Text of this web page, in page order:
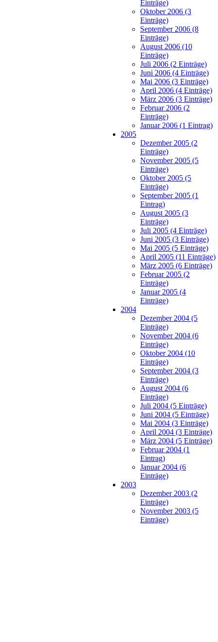
Einträge)
Oktober 2006 (3
Einträge)
September 2006 (8
Einträge)
August 2006 (10
Einträge)
Juli 2006 (2 Einträge)
Juni 2006 (4 Einträge)
Mai 2006 (3 Einträge)
April 2006 (4 Einträge)
März 2006 (3 Einträge)
Februar 2006 (2
Einträge)
Januar 2006 (1 Eintrag)
2005
Dezember 2005 (2
Einträge)
November 2005 (5
Einträge)
Oktober 2005 (5
Einträge)
September 2005 (1
Eintrag)
August 2005 (3
Einträge)
Juli 2005 (4 Einträge)
Juni 2005 (3 Einträge)
Mai 2005 (5 Einträge)
April 2005 (11 Einträge)
März 2005 (6 Einträge)
Februar 2005 (2
Einträge)
Januar 2005 (4
Einträge)
2004
Dezember 2004 (5
Einträge)
November 2004 (6
Einträge)
Oktober 2004 (10
Einträge)
September 2004 (3
Einträge)
August 2004 (6
Einträge)
Juli 2004 (5 Einträge)
Juni 2004 (5 Einträge)
Mai 2004 (3 Einträge)
April 2004 (3 Einträge)
März 2004 (5 Einträge)
Februar 2004 (1
Eintrag)
Januar 2004 (6
Einträge)
2003
Dezember 2003 (2
Einträge)
November 2003 (5
Einträge)